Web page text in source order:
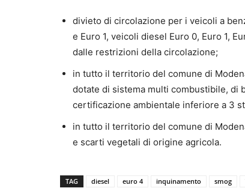
divieto di circolazione per i veicoli a
e Euro 1, veicoli diesel Euro 0, Euro 1,
dalle restrizioni della circolazione;
in tutto il territorio del comune di
dotate di sistema multi combustibile, di
certificazione ambientale inferiore a 3
in tutto il territorio del comune di
e scarti vegetali di origine agricola.
TAG diesel euro 4 inquinamento smog